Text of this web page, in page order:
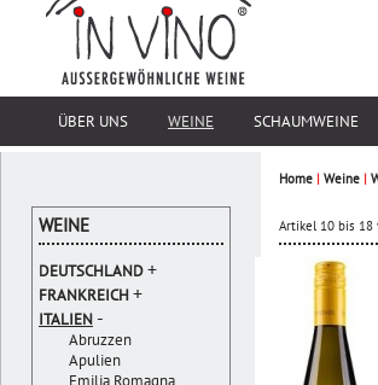
ÜBER UNS WEINE SCHAUMWEINE
Home | Weine |
Artikel 10 bis 18
WEINE
DEUTSCHLAND+
FRANKREICH+
ITALIEN -
Abruzzen
Apulien
Emilia Romagna